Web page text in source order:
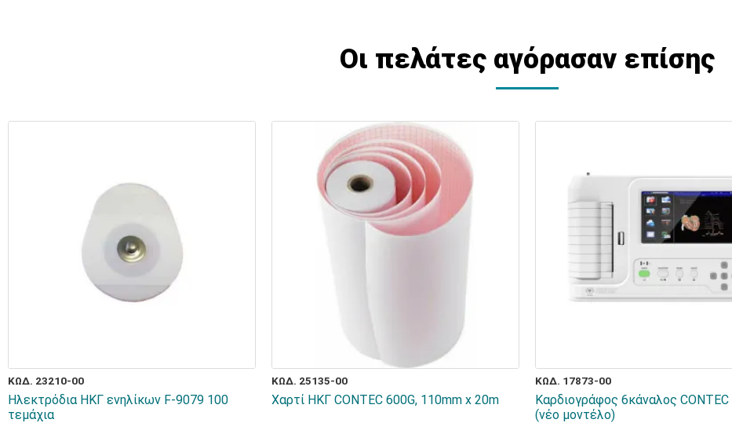
Οι πελάτες αγόρασαν επίσης
ΚΩΔ. 23210-00
Ηλεκτρόδια ΗΚΓ ενηλίκων F-9079 100
τεμάχια
ΚΩΔ. 25135-00
Χαρτί ΗΚΓ CONTEC 600G, 110mm x 20m
ΚΩΔ. 17873-00
Καρδιογράφος 6κάναλος CONTEC
(νέο μοντέλο)